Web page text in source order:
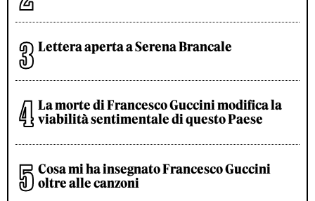
Lettera aperta a Serena Brancale
La morte di Francesco Guccini modifica la
viabilità sentimentale di questo Paese
Cosa mi ha insegnato Francesco Guccini
oltre alle canzoni